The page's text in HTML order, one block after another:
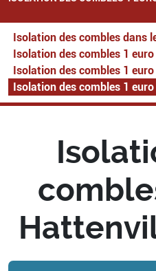
Isolation des combles dans
Isolation des combles 1 euro
Isolation des combles 1
Isolation des combles 1